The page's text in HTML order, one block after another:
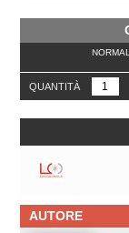
QUANTITÀ
AUTORE